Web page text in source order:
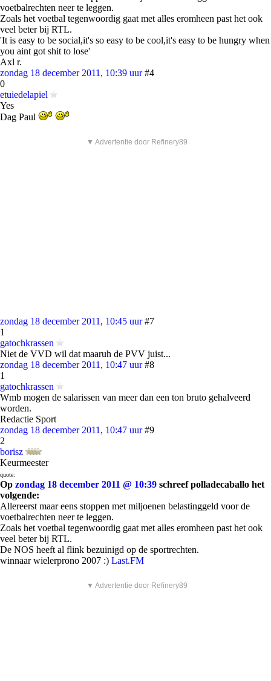
voetbalrechten neer te leggen.
Zoals het voetbal tegenwoordig gaat met alles eromheen past het ook
veel beter bij RTL.
'It is easy to be social,it's so easy to be cool,it's easy to be hungry when
you aint got shit to lose'
Axl r.
zondag 18 december 2011, 10:39 uur #4
0
etuiedelapiel
Yes
Dag Paul
▼ Advertentie door Refinery89
zondag 18 december 2011, 10:45 uur #7
1
gatochkrassen
Niet de VVD wil dat maaruh de PVV juist...
zondag 18 december 2011, 10:47 uur #8
1
gatochkrassen
Wmb mogen de salarissen van meer dan een ton bruto gehalveerd
worden.
Redactie Sport
zondag 18 december 2011, 10:47 uur #9
2
borisz
Keurmeester
quote:
Op zondag 18 december 2011 @ 10:39 schreef polladecaballo het
volgende:
Allereerst maar eens stoppen met miljoenen belastinggeld voor de
voetbalrechten neer te leggen.
Zoals het voetbal tegenwoordig gaat met alles eromheen past het ook
veel beter bij RTL.
De NOS heeft al flink bezuinigd op de sportrechten.
winnaar wielerprono 2007 :) Last.FM
▼ Advertentie door Refinery89